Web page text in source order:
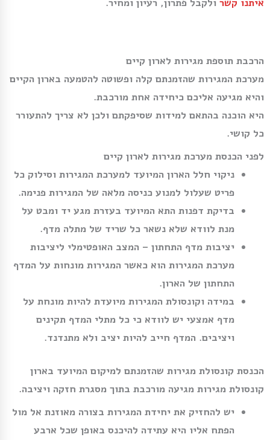
הרכבת תוספת מגירות לארון קיים
מערכת המגירות שהזמנתם קלה ופשוטה להטמעה בארון הקיים
והיא מגיעה אליכם כיחידה אחת מורכבת.
היא הוכנה בהתאם למידות שסיפקתם ולכן לא צריך להתעורר
כל קושי.
לפני הכנסת מערכת מגירות לארון קיים
ניקוי חלל הארון המיועד למערכת המגירות וסילוק כל
פריט שעלול למנוע כניסה מלאה של המגירות פנימה.
בדיקת דפנות התא המיועד בעזרת מגע יד ומבט על
מנת לוודא שלא נשאר כל שריד של מתלה מדף.
יציבות מדף התחתון – המצב האופטימלי ליציבות
מערכת המגירות הוא כאשר המגירות מונחות על המדף
התחתון של הארון.
במידה וקונסולת המגירות מיועדת להיות מונחת על
מדף אמצעי יש לוודא כי כל מתלי המדף תקינים
ויציבים. המדף חייב להיות יציב ולא מתנדנד.
הכנסת קונסולת מגירות שהזמנתם למיקום המיועד בארון
קונסולת מגירות מגיעה מורכבת בתוך מסגרת חזקה ויציבה.
יש להחזיק את יחידת המגירות בצורה מאוזנת אל מול
הפתח אליו היא עתידה להיכנס באופן שכל ארבע